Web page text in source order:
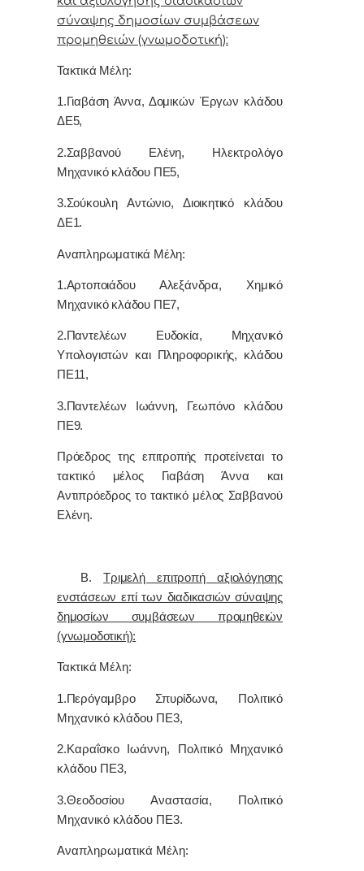
σύναψης δημοσίων συμβάσεων
προμηθειών (γνωμοδοτική):
Τακτικά Μέλη:
1.Γιαβάση Άννα, Δομικών Έργων κλάδου
ΔΕ5,
2.Σαββανού Ελένη, Ηλεκτρολόγο
Μηχανικό κλάδου ΠΕ5,
3.Σούκουλη Αντώνιο, Διοικητικό κλάδου
ΔΕ1.
Αναπληρωματικά Μέλη:
1.Αρτοποιάδου Αλεξάνδρα, Χημικό
Μηχανικό κλάδου ΠΕ7,
2.Παντελέων Ευδοκία, Μηχανικό
Υπολογιστών και Πληροφορικής, κλάδου
ΠΕ11,
3.Παντελέων Ιωάννη, Γεωπόνο κλάδου
ΠΕ9.
Πρόεδρος της επιτροπής προτείνεται το
τακτικό μέλος Γιαβάση Άννα και
Αντιπρόεδρος το τακτικό μέλος Σαββανού
Ελένη.
Β.Τριμελή επιτροπή αξιολόγησης
ενστάσεων επί των διαδικασιών σύναψης
δημοσίων συμβάσεων προμηθειών
(γνωμοδοτική):
Τακτικά Μέλη:
1.Περόγαμβρο Σπυρίδωνα,
Πολιτικό
Μηχανικό κλάδου ΠΕ3,
2.Καραΐσκο Ιωάννη, Πολιτικό Μηχανικό
κλάδου ΠΕ3,
3.Θεοδοσίου Αναστασία, Πολιτικό
Μηχανικό κλάδου ΠΕ3.
Αναπληρωματικά Μέλη: